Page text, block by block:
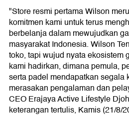
"Store resmi pertama Wilson
komitmen kami untuk terus
berbelanja dalam mewujudkan
masyarakat Indonesia. Wilson
toko, tapi wujud nyata ekosistem
kami hadirkan, dimana pemula,
serta padel mendapatkan segala
merasakan pengalaman dan
CEO Erajaya Active Lifestyle
keterangan tertulis, Kamis (21/8/